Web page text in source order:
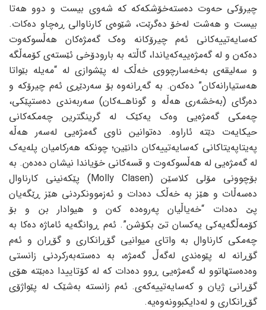
چیرۆکی حه‌وت ده‌سته‌خۆشکه‌که‌ که‌ شه‌وی بیست و دوو هه‌تا
بیست و هه‌شت له‌خۆ ده‌گرێت، شێوه‌ی کارناوالی ڕه‌چاو ده‌کات.
که‌سایه‌تییه‌کانی ئه‌م چیرۆکانه‌ وه‌ک گه‌مژه‌کان هه‌ڵسوکه‌وت
ده‌که‌ن و له‌ گه‌مژه‌ییه‌که‌یاندا، گاڵته‌ به‌ بارودۆخی ئێسته‌ی کۆمه‌ڵگه‌
و سه‌لیقه‌ی به‌خه‌سارچووی خه‌ڵک له‌ پێشوازی له‌ “مه‌یله‌ بێواتا
هه‌ستیارانه‌کان” ده‌که‌ن. به‌ گه‌ڕانه‌وه‌ بۆ سه‌ردێڕی ئه‌م چیرۆکه‌ و
ده‌رگای (به‌خشه‌ری هه‌ڵه‌ و گوناهـه‌کان) سه‌ربه‌ندی ده‌ستپێکی،
چه‌مکی گه‌مژه‌یی وه‌ک یه‌کێک له‌ گرینگترین چه‌مکه‌کانی
حیکایه‌ت دێته‌ ئاراوه‌. ده‌توانین ناوی گه‌مژه‌یی له‌سه‌ر هه‌ڵه‌
په‌یتاپه‌یتاکانی که‌سایه‌تییه‌کان دانێین؛ چونکه‌ هه‌رکامیان پله‌یه‌ک
له‌ گه‌مژه‌یی له‌ هه‌ڵسوکه‌وت و قسه‌کانی خۆیاندا نیشان ده‌ده‌ن. به‌
بۆچوونی مۆلی کلاسێن (Molly Clasen) پێکه‌نینی کارناوال
ده‌سه‌ڵات و هێز به‌ خه‌ڵک ده‌دات و ئه‌زموونکردنی هێز ڕێگه‌یان
پێ ده‌دات “خه‌یاڵیان په‌روه‌ده‌ که‌ن و هیوادار بن و بۆ
کۆمه‌ڵگه‌یه‌کی یه‌کسان تێ بکۆشن”. ئه‌م ڕوانگه‌یه‌ ئاماژه‌ ده‌کا به‌
چه‌مکی کارناوال به‌ واتای میوانیی گۆڕانکاری و گۆڕان و ئه‌م
گۆڕانه‌ له‌ پێوه‌ندی له‌گه‌ڵ گه‌مژه‌، به‌ ده‌سته‌به‌رکردنی زانستی
وه‌ده‌ستهاتوو له‌ گه‌مژه‌یی ڕوو ده‌دات که‌ له‌ کۆتاییدا ده‌بێته‌ هۆی
گۆڕانی ژیان و که‌سایه‌تییه‌که‌ی. ئه‌م زانسته‌ به‌شێک له‌ پێواژۆی
گۆڕانکاری و له‌دایکبوونه‌وه‌یه‌.